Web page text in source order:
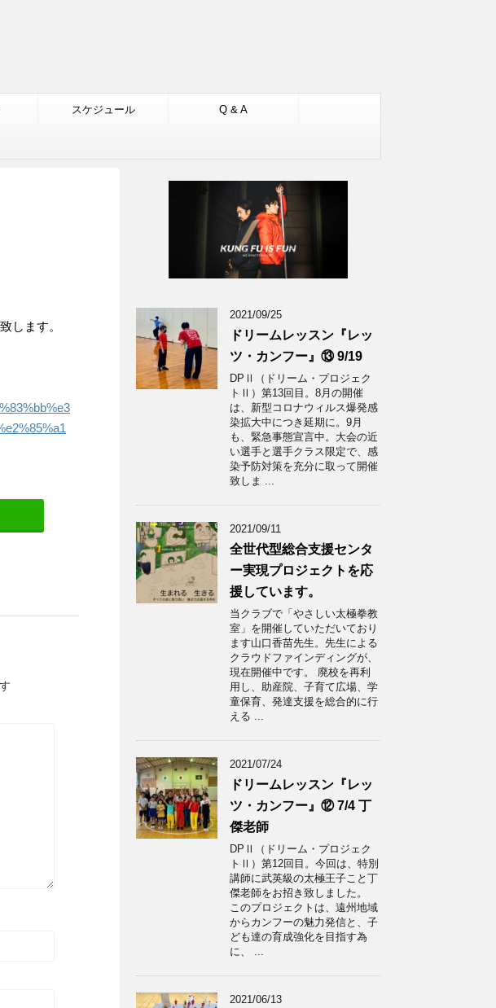
スケジュール Q & A
します。
2021/09/25
ドリームレッスン『レッ
ツ・カンフー』⑬ 9/19
DPⅡ（ドリーム・プロジェク
トⅡ）第13回目。8月の開催
は、新型コロナウィルス爆発感
染拡大中につき延期に。9月
も、緊急事態宣言中。大会の近
い選手と選手クラス限定で、感
染予防対策を充分に取って開催
致しま ...
2021/09/11
全世代型総合支援センタ
ー実現プロジェクトを応
援しています。
当クラブで「やさしい太極拳教
室」を開催していただいており
ます山口香苗先生。先生による
クラウドファインディングが、
現在開催中です。 廃校を再利
用し、助産院、子育て広場、学
童保育、発達支援を総合的に行
える ...
2021/07/24
ドリームレッスン『レッ
ツ・カンフー』⑫ 7/4 丁
傑老師
DPⅡ（ドリーム・プロジェク
トⅡ）第12回目。今回は、特別
講師に武英級の太極王子こと丁
傑老師をお招き致しました。
このプロジェクトは、遠州地域
からカンフーの魅力発信と、子
ども達の育成強化を目指す為
に、 ...
2021/06/13